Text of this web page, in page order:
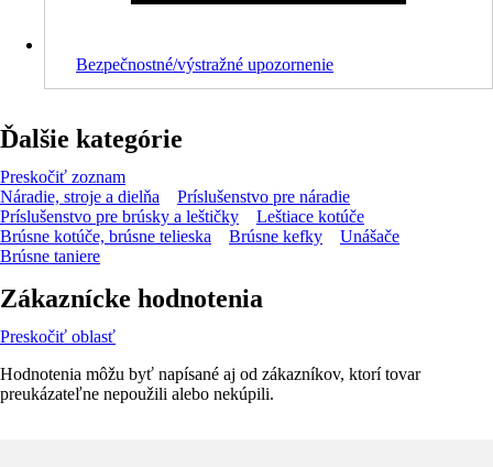
Bezpečnostné/výstražné upozornenie
Ďalšie kategórie
Preskočiť zoznam
Náradie, stroje a dielňa
Príslušenstvo pre náradie
Príslušenstvo pre brúsky a leštičky
Leštiace kotúče
Brúsne kotúče, brúsne telieska
Brúsne kefky
Unášače
Brúsne taniere
Zákaznícke hodnotenia
Preskočiť oblasť
Hodnotenia môžu byť napísané aj od zákazníkov, ktorí tovar
preukázateľne nepoužili alebo nekúpili.